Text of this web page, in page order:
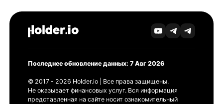
Последнее обновление данных: 7 Авг 2026
© 2017 - 2026 Holder.io | Все права защищены.
Не оказывает финансовых услуг. Вся информация
представленная на сайте носит ознакомительный